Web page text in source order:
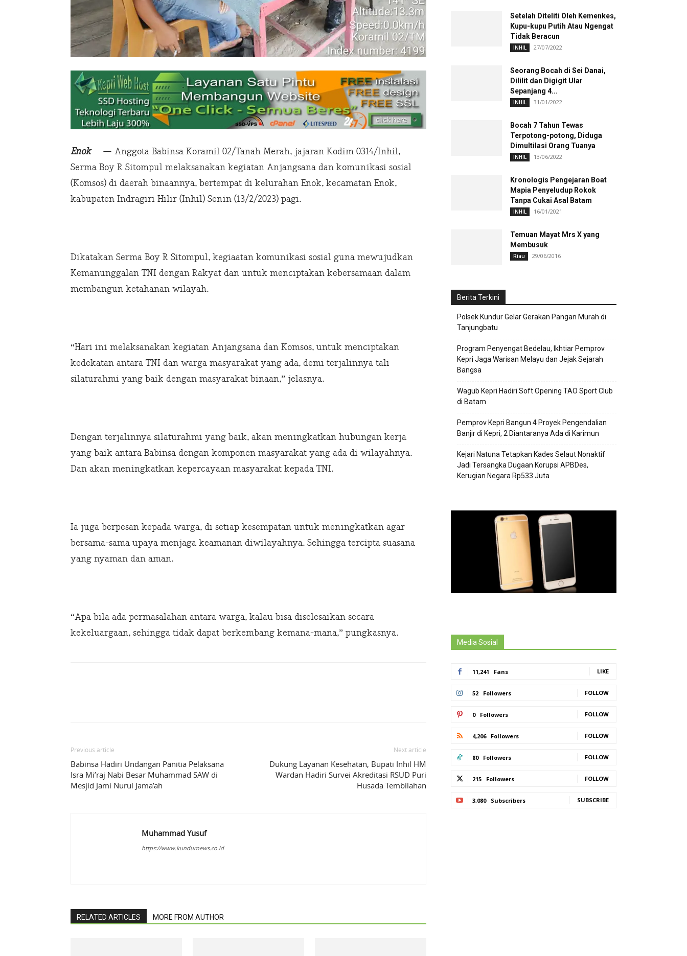
Enok— Anggota Babinsa Koramil 02/Tanah Merah, jajaran Kodim 0314/Inhil,
Serma Boy R Sitompul melaksanakan kegiatan Anjangsana dan komunikasi sosial
(Komsos) di daerah binaannya, bertempat di kelurahan Enok, kecamatan Enok,
kabupaten Indragiri Hilir (Inhil) Senin (13/2/2023) pagi.
Dikatakan Serma Boy R Sitompul, kegiaatan komunikasi sosial guna mewujudkan
Kemanunggalan TNI dengan Rakyat dan untuk menciptakan kebersamaan dalam
membangun ketahanan wilayah.
“Hari ini melaksanakan kegiatan Anjangsana dan Komsos, untuk menciptakan
kedekatan antara TNI dan warga masyarakat yang ada, demi terjalinnya tali
silaturahmi yang baik dengan masyarakat binaan,” jelasnya.
Dengan terjalinnya silaturahmi yang baik, akan meningkatkan hubungan kerja
yang baik antara Babinsa dengan komponen masyarakat yang ada di wilayahnya.
Dan akan meningkatkan kepercayaan masyarakat kepada TNI.
Ia juga berpesan kepada warga, di setiap kesempatan untuk meningkatkan agar
bersama-sama upaya menjaga keamanan diwilayahnya. Sehingga tercipta suasana
yang nyaman dan aman.
“Apa bila ada permasalahan antara warga, kalau bisa diselesaikan secara
kekeluargaan, sehingga tidak dapat berkembang kemana-mana,” pungkasnya.
Previous article
Babinsa Hadiri Undangan Panitia Pelaksana
Isra Mi’raj Nabi Besar Muhammad SAW di
Mesjid Jami Nurul Jama’ah
Next article
Dukung Layanan Kesehatan, Bupati Inhil HM
Wardan Hadiri Survei Akreditasi RSUD Puri
Husada Tembilahan
Muhammad Yusuf
https://www.kundurnews.co.id
RELATED ARTICLES MORE FROM AUTHOR
Setelah Diteliti Oleh Kemenkes,
Kupu-kupu Putih Atau Ngengat
Tidak Beracun
INHIL 27/07/2022
Seorang Bocah di Sei Danai,
Dililit dan Digigit Ular
Sepanjang 4...
INHIL 31/01/2022
Bocah 7 Tahun Tewas
Terpotong-potong, Diduga
Dimultilasi Orang Tuanya
INHIL 13/06/2022
Kronologis Pengejaran Boat
Mapia Penyeludup Rokok
Tanpa Cukai Asal Batam
INHIL 16/01/2021
Temuan Mayat Mrs X yang
Membusuk
Riau 29/06/2016
Berita Terkini
Polsek Kundur Gelar Gerakan Pangan Murah di
Tanjungbatu
Program Penyengat Bedelau, Ikhtiar Pemprov
Kepri Jaga Warisan Melayu dan Jejak Sejarah
Bangsa
Wagub Kepri Hadiri Soft Opening TAO Sport Club
di Batam
Pemprov Kepri Bangun 4 Proyek Pengendalian
Banjir di Kepri, 2 Diantaranya Ada di Karimun
Kejari Natuna Tetapkan Kades Selaut Nonaktif
Jadi Tersangka Dugaan Korupsi APBDes,
Kerugian Negara Rp533 Juta
Media Sosial
11,241 Fans LIKE
52 Followers FOLLOW
0 Followers FOLLOW
4,206 Followers FOLLOW
80 Followers FOLLOW
215 Followers FOLLOW
3,080 Subscribers SUBSCRIBE